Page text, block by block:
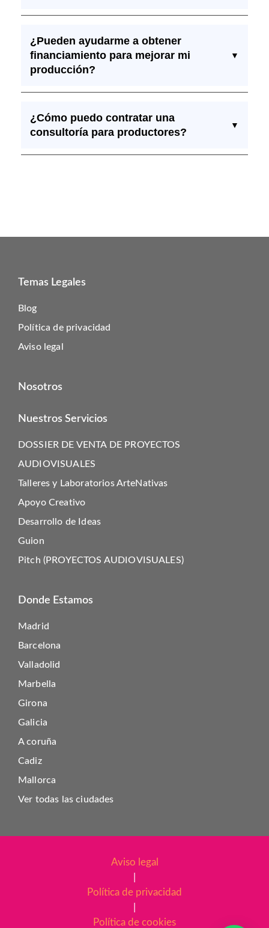
¿Pueden ayudarme a obtener
financiamiento para mejorar mi
producción?
▼
¿Cómo puedo contratar una
consultoría para productores?
▼
Temas Legales
Blog
Política de privacidad
Aviso legal
Nosotros
Nuestros Servicios
DOSSIER DE VENTA DE PROYECTOS
AUDIOVISUALES
Talleres y Laboratorios ArteNativas
Apoyo Creativo
Desarrollo de Ideas
Guion
Pitch (PROYECTOS AUDIOVISUALES)
Donde Estamos
Madrid
Barcelona
Valladolid
Marbella
Girona
Galicia
A coruña
Cadiz
Mallorca
Ver todas las ciudades
Aviso legal
Política de privacidad
Política de cookies